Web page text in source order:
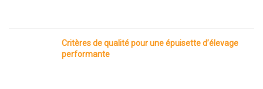
Critères de qualité pour une épuisette d’élevage
performante